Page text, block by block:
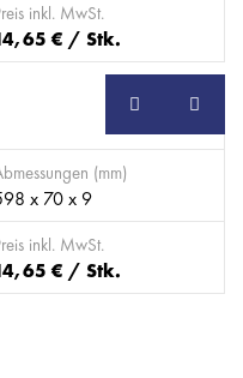
inkl. MwSt.
€ / Stk.
SB
(mm)
x 70 x 9
inkl. MwSt.
€ / Stk.